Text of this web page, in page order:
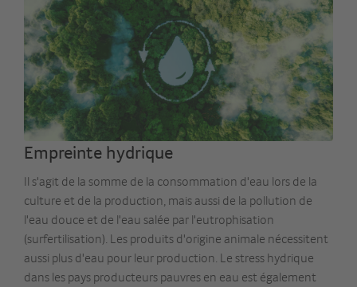
Empreinte hydrique
Il s'agit de la somme de la consommation d'eau lors de la
culture et de la production, mais aussi de la pollution de
l'eau douce et de l'eau salée par l'eutrophisation
(surfertilisation). Les produits d'origine animale nécessitent
aussi plus d'eau pour leur production. Le stress hydrique
dans les pays producteurs pauvres en eau est également